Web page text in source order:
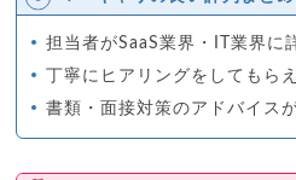
担当者がSaaS業界・IT業界に
丁寧にヒアリングをしてもら
書類・面接対策のアドバイス